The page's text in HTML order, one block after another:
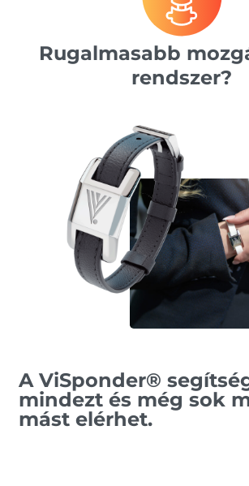
Rugalmasabb
rendszer?
A ViSponder®
mindezt és még sok
mást elérhet.